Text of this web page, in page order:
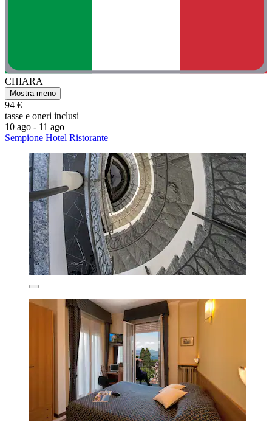
CHIARA
Mostra meno
94 €
tasse e oneri inclusi
10 ago - 11 ago
Sempione Hotel Ristorante